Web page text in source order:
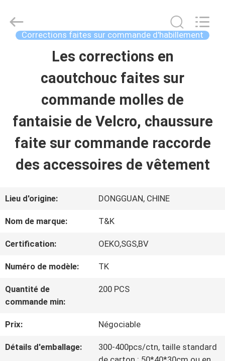
APERÇU
PRODUITS
PROPOS
DE
NOUS
D'USINE
CONTRÔLE
LA
QUALITÉ
T&K
Garment
Accessories
Corrections faites sur commande d'habillement
Les corrections en
caoutchouc faites sur
commande molles de
fantaisie de Velcro, chaussure
faite sur commande raccorde
des accessoires de vêtement
Lieu d'origine: DONGGUAN, CHINE
Nom de marque: T&K
Certification: OEKO,SGS,BV
Numéro de modèle: TK
Quantité de
commande min:
200 PCS
Prix: Négociable
Détails d'emballage:
300-400pcs/ctn, taille standard